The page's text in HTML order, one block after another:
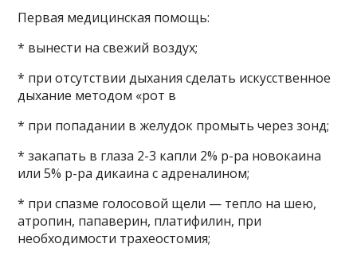
Первая медицинская помощь:
* вынести на свежий воздух;
* при отсутствии дыхания сделать искусственное
дыхание методом «рот в
* при попадании в желудок промыть через зонд;
* закапать в глаза 2-3 капли 2% р-ра новокаина
или 5% р-ра дикаина с адреналином;
* при спазме голосовой щели — тепло на шею,
атропин, папаверин, платифилин, при
необходимости трахеостомия;